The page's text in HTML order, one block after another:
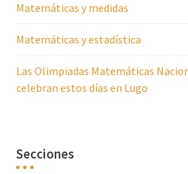
Matemáticas y medidas
Matemáticas y estadística
Las Olimpiadas Matemáticas
celebran estos días en Lugo
Secciones